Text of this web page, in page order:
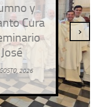
y
Cura
2026
›